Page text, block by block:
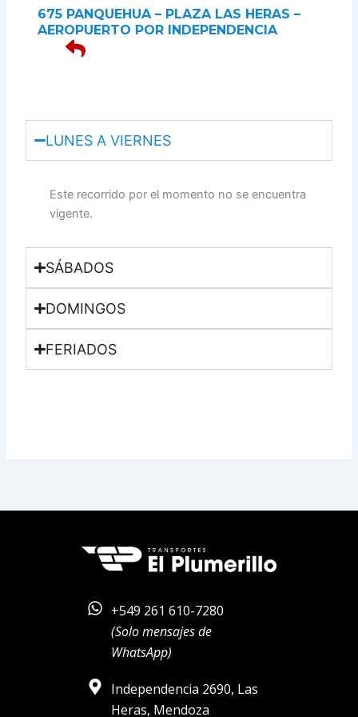
675 PANQUEHUA – PLAZA LAS HERAS –
AEROPUERTO POR INDEPENDENCIA
LUNES A VIERNES
Este recorrido por el momento no se encuentra
vigente.
SÁBADOS
DOMINGOS
FERIADOS
+549 261 610-7280
(Solo mensajes de
WhatsApp)
Independencia 2690, Las
Heras, Mendoza